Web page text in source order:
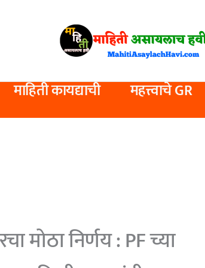
माहिती कायद्याची महत्त्वाचे GR
मोठा निर्णय : PF च्या